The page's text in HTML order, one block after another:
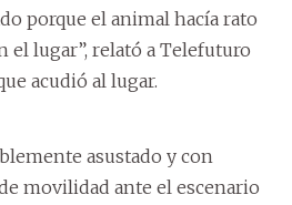
porque el animal hacía rato
el lugar”, relató a Telefuturo
acudió al lugar.
asustado y con
movilidad ante el escenario